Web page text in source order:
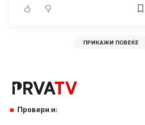
ПРИКАЖИ ПОВЕЌЕ
Провери и: